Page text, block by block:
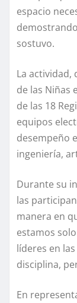
espacio
sostuvo.
La actividad,
de las Niñas
de las 18
equipos
desempeño
ingeniería,
Durante su
las
manera en
estamos
líderes en
disciplina,
En